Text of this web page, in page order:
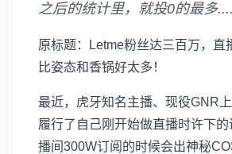
之后的统计里，就投0的最多
原标题：Letme粉丝达三百万，直
比姿态和香锅好太多！
最近，虎牙知名主播、现役GNR上
履行了自己刚开始做直播时许下
播间300W订阅的时候会出神秘